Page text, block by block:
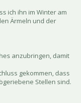
ich ihn im Winter am
Ärmeln und der
anzubringen, damit
gekommen, dass
Stellen sind.